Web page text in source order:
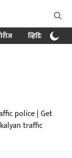
व्हिडिओ
police | Get
traffic